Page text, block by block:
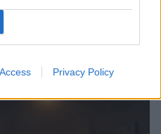
Privacy Policy
a corpo libero